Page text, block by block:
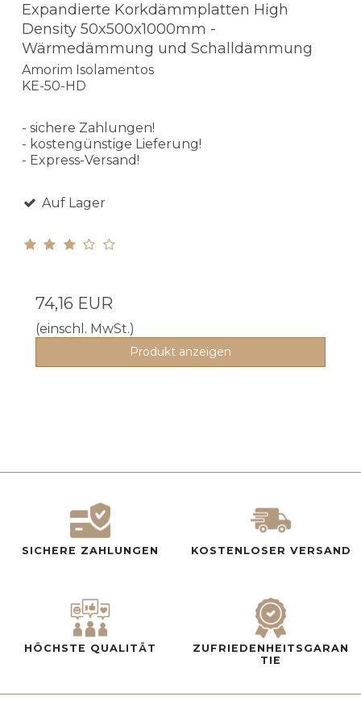
Expandierte Korkdämmplatten High
Density 50x500x1000mm -
Wärmedämmung und Schalldämmung
Amorim Isolamentos
KE-50-HD
- sichere Zahlungen!
- kostengünstige Lieferung!
- Express-Versand!
Auf Lager
74,16 EUR
(einschl. MwSt.)
Produkt anzeigen
SICHERE ZAHLUNGEN KOSTENLOSER VERSAND
HÖCHSTE QUALITÄT
ZUFRIEDENHEITSGARAN
TIE